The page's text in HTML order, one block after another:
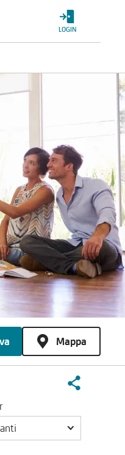
LOGIN
Mappa